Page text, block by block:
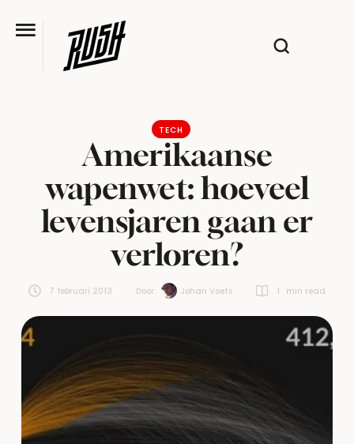
TECH
Amerikaanse
wapenwet: hoeveel
levensjaren gaan er
verloren?
7 februari 2013 Door: Johan Voets 1 min read